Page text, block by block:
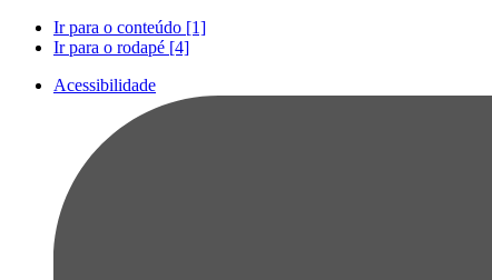
Ir para o conteúdo [1]
Ir para o rodapé [4]
Acessibilidade